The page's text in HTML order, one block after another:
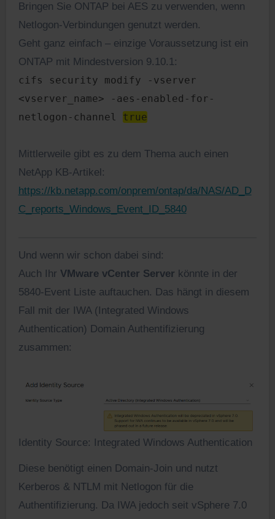
Bringen Sie ONTAP bei AES zu verwenden, wenn
Netlogon-Verbindungen genutzt werden.
Geht ganz einfach – einzige Voraussetzung ist ein
ONTAP mit Mindestversion 9.10.1:
cifs security modify -vserver
<vserver_name> -aes-enabled-for-
netlogon-channel true
Mittlerweile gibt es zu dem Thema auch einen
NetApp KB-Artikel:
https://kb.netapp.com/onprem/ontap/da/NAS/AD_D
C_reports_Windows_Event_ID_5840
Und wenn wir schon dabei sind:
Auch Ihr VMware vCenter Server könnte in der
5840-Event Liste auftauchen. Das hängt in diesem
Fall mit der IWA (Integrated Windows
Authentication) Domain Authentifizierung
zusammen:
Identity Source: Integrated Windows Authentication
Diese benötigt einen Domain-Join und nutzt
Kerberos & NTLM mit Netlogon für die
Authentifizierung. Da IWA jedoch seit vSphere 7.0